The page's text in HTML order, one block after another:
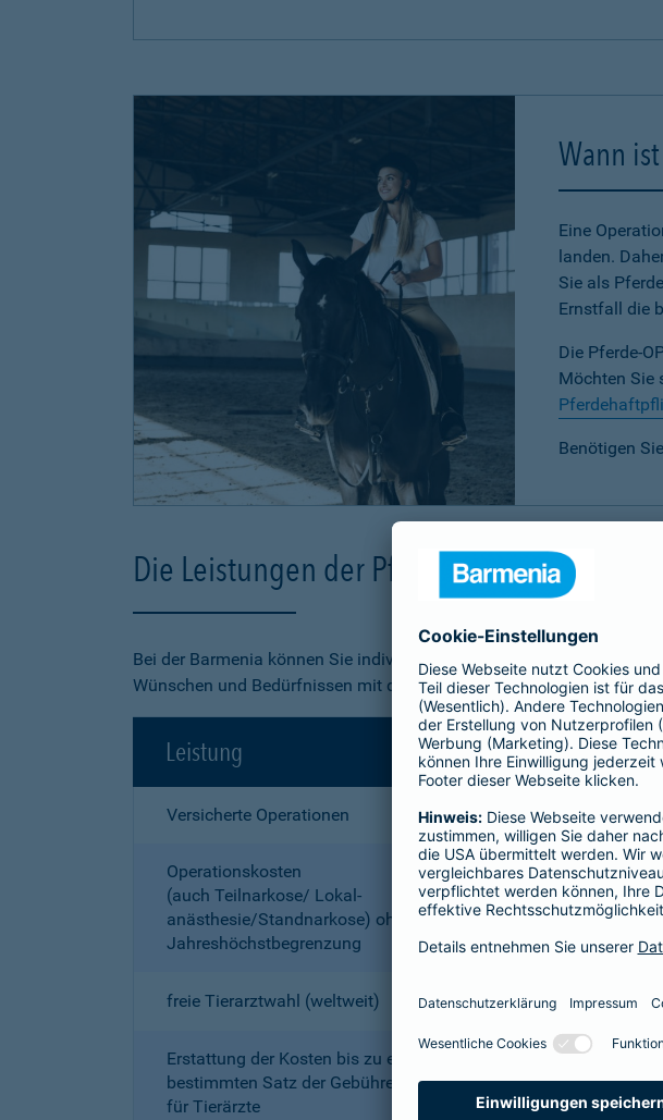
Wann
Eine
landen.
Sie als
Ernstfall die
Die Pferde-
Möchten Sie
Benötigen
Die Leistungen der Pferde-OP-Versicherung
Bei der Barmenia können Sie individuell aus 3 verschiedenen Tarifen
Wünschen und Bedürfnissen mit dem besten Preis-
Leistung
Versicherte Operationen Alle
Operationskosten
(auch Teilnarkose/ Lokal­
anästhesie/Standnarkose) ohne
Jahreshöchstbe­grenzung
bis 2.500
OP
freie Tierarztwahl (weltweit)
Erstattung der Kosten bis zu einem
bestimmten Satz der Gebührenordnung
für Tierärzte
2-